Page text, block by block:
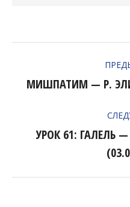
ПОМИШПАТИМ — Р. ЭЛИ
УРОК 61: ГАЛЕЛЬ